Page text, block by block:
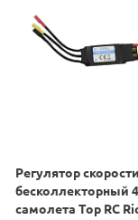
Регулятор скорости
бесколлекторный
самолета Top RC